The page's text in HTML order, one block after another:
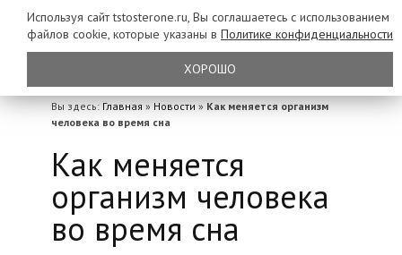
Вы здесь: Главная » Новости » Как меняется организм
человека во время сна
Как меняется
организм человека
во время сна
Используя сайт tstosterone.ru, Вы соглашаетесь с использованием
файлов cookie, которые указаны в Политике конфиденциальности
ХОРОШО